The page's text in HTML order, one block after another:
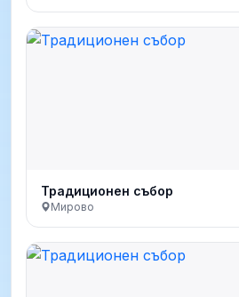
Традиционен събор
Мирово